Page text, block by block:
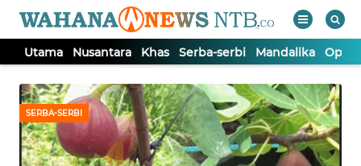
Utama Nusantara Khas Serba-serbi Mandalika Opini
SERBA-SERBI
TV
Tutup
UTAMA